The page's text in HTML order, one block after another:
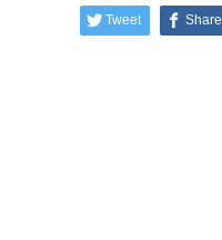
Tweet Share